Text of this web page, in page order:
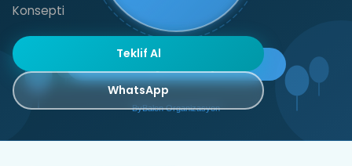
Konsepti
Teklif Al
WhatsApp